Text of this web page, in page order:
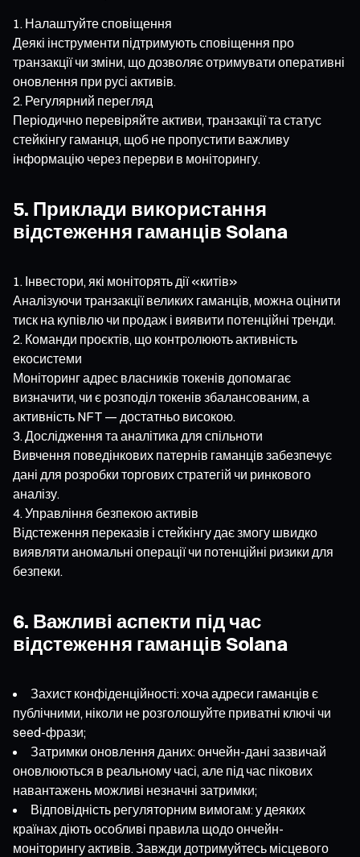
Налаштуйте сповіщення
Деякі інструменти підтримують сповіщення про
транзакції чи зміни, що дозволяє отримувати оперативні
оновлення при русі активів.
Регулярний перегляд
Періодично перевіряйте активи, транзакції та статус
стейкінгу гаманця, щоб не пропустити важливу
інформацію через перерви в моніторингу.
5. Приклади використання
відстеження гаманців Solana
Інвестори, які моніторять дії «китів»
Аналізуючи транзакції великих гаманців, можна оцінити
тиск на купівлю чи продаж і виявити потенційні тренди.
Команди проєктів, що контролюють активність
екосистеми
Моніторинг адрес власників токенів допомагає
визначити, чи є розподіл токенів збалансованим, а
активність NFT — достатньо високою.
Дослідження та аналітика для спільноти
Вивчення поведінкових патернів гаманців забезпечує
дані для розробки торгових стратегій чи ринкового
аналізу.
Управління безпекою активів
Відстеження переказів і стейкінгу дає змогу швидко
виявляти аномальні операції чи потенційні ризики для
безпеки.
6. Важливі аспекти під час
відстеження гаманців Solana
Захист конфіденційності: хоча адреси гаманців є
публічними, ніколи не розголошуйте приватні ключі чи
seed-фрази;
Затримки оновлення даних: ончейн-дані зазвичай
оновлюються в реальному часі, але під час пікових
навантажень можливі незначні затримки;
Відповідність регуляторним вимогам: у деяких
країнах діють особливі правила щодо ончейн-
моніторингу активів. Завжди дотримуйтесь місцевого